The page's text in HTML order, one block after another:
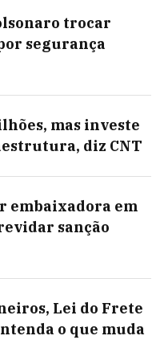
trocar
segurança
mas investe
diz CNT
embaixadora em
sanção
Lei do Frete
o que muda